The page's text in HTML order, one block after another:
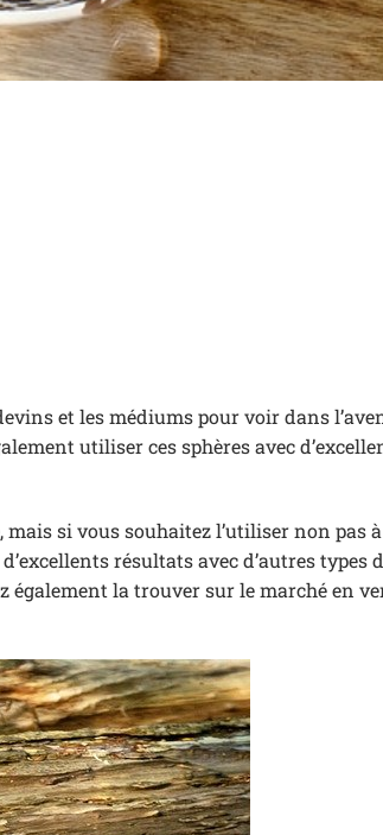
et les médiums pour voir dans
utiliser ces sphères avec
si vous souhaitez l’utiliser non pas
résultats avec d’autres types
la trouver sur le marché en